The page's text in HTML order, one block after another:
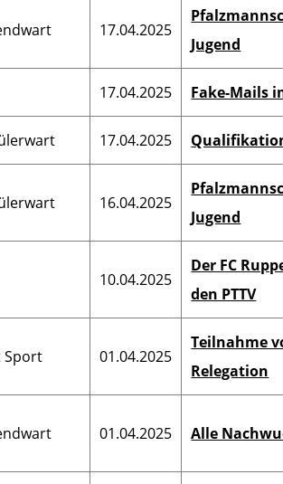
17.04.2025
Jugend
17.04.2025 Fake-Mails
17.04.2025
16.04.2025
Jugend
10.04.2025
Der FC
den PTTV
Sport 01.04.2025
Teilnahme
Relegation
01.04.2025 Alle